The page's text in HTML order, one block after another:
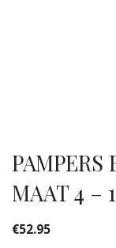
PAMPERS
MAAT 4 –
€52.95